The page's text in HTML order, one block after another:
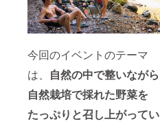
今回のイベントのテーマ
は、 自然の中で整いながら
自然栽培で採れた野菜を
たっぷりと召し上がってい